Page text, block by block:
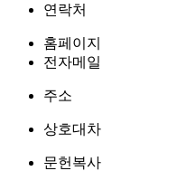
연락처
홈페이지
전자메일
주소
상호대차
문헌복사